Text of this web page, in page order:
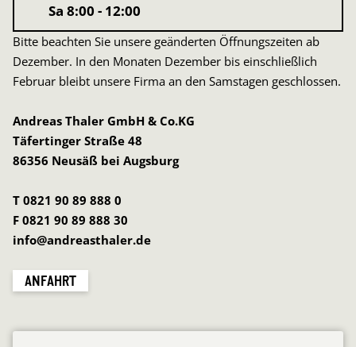
Sa 8:00 - 12:00
Bitte beachten Sie unsere geänderten Öffnungszeiten ab
Dezember. In den Monaten Dezember bis einschließlich
Februar bleibt unsere Firma an den Samstagen geschlossen.
Andreas Thaler GmbH & Co.KG
Täfertinger Straße 48
86356 Neusäß bei Augsburg
T 0821 90 89 888 0
F 0821 90 89 888 30
info@andreasthaler.de
ANFAHRT